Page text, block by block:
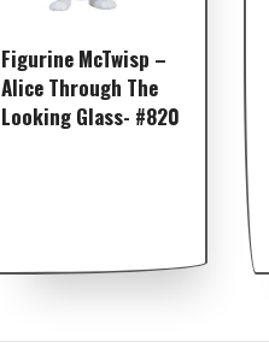
Figurine McTwisp –
Alice Through The
Looking Glass- #820